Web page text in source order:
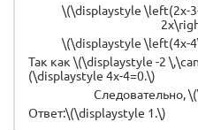
\(\displaystyle \left(2x-
\(\displaystyle \left(4x-
Так как \(\displaystyle -2
(\displaystyle 4x-4=0.\)
Следовательно,
Ответ:\(\displaystyle 1.\)